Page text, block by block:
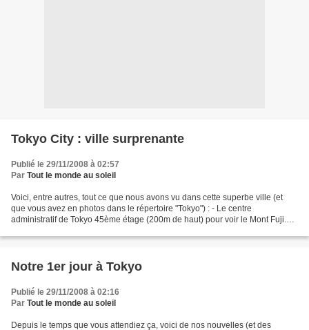
Tokyo City : ville surprenante
Publié le 29/11/2008 à 02:57
Par Tout le monde au soleil
Voici, entre autres, tout ce que nous avons vu dans cette superbe ville (et
que vous avez en photos dans le répertoire "Tokyo") : - Le centre
administratif de Tokyo 45ème étage (200m de haut) pour voir le Mont Fuji.
Notre 1er jour à Tokyo
Publié le 29/11/2008 à 02:16
Par Tout le monde au soleil
Depuis le temps que vous attendiez ça, voici de nos nouvelles (et des